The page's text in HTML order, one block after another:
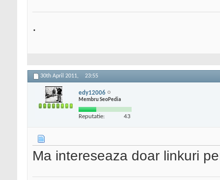
.
30th April 2011, 23:55
edy12006
Membru SeoPedia
Reputatie: 43
Ma intereseaza doar linkuri